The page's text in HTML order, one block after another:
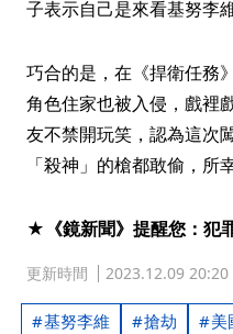
子表示自己是來看基努李
巧合的是，在《捍衛任務
角色住家也被入侵，戲裡
友不禁開玩笑，認為這次
「殺神」的槍都敢偷，所
★《鏡新聞》提醒您：犯
更新時間 2023.12.09 20:20
基努李維 搶劫 美